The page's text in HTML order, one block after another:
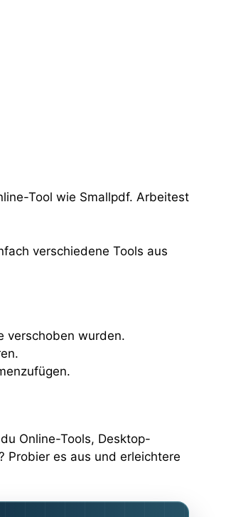
Tool wie Smallpdf. Arbeitest
verschiedene Tools aus
verschoben wurden.
Online-Tools, Desktop-
Probier es aus und erleichtere